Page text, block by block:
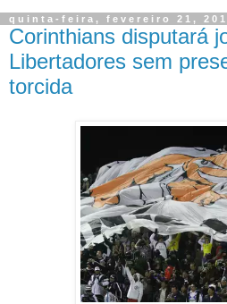
quinta-feira, fevereiro 21,
Corinthians disputará
Libertadores sem
torcida